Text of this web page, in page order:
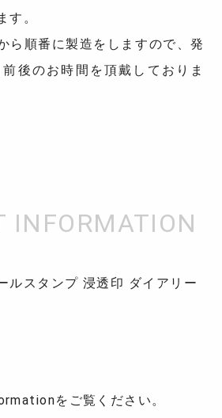
す。
ら順番に製造をしますので、発
後のお時間を頂戴しておりま
ルスタンプ 浸透印 ダイアリー
をご覧ください。